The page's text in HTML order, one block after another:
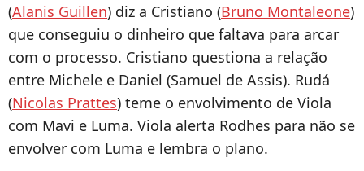
(Alanis Guillen) diz a Cristiano (Bruno Montaleone)
que conseguiu o dinheiro que faltava para arcar
com o processo. Cristiano questiona a relação
entre Michele e Daniel (Samuel de Assis). Rudá
(Nicolas Prattes) teme o envolvimento de Viola
com Mavi e Luma. Viola alerta Rodhes para não se
envolver com Luma e lembra o plano.